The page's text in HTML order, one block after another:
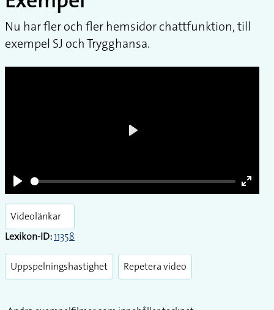
Exempel
Nu har fler och fler hemsidor chattfunktion, till
Play
Videolänkar
Lexikon-ID:11358
Uppspelningshastighet Repetera video